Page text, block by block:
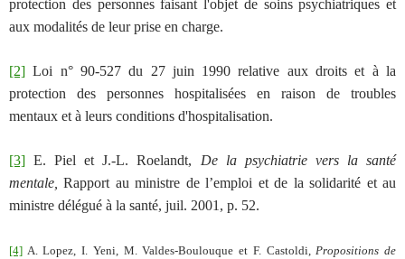
protection des personnes faisant l'objet de soins psychiatriques et
aux modalités de leur prise en charge.
[2] Loi n° 90-527 du 27 juin 1990 relative aux droits et à la
protection des personnes hospitalisées en raison de troubles
mentaux et à leurs conditions d'hospitalisation.
[3] E. Piel et J.-L. Roelandt, De la psychiatrie vers la santé
mentale, Rapport au ministre de l’emploi et de la solidarité et au
ministre délégué à la santé, juil. 2001, p. 52.
[4] A. Lopez, I. Yeni, M. Valdes-Boulouque et F. Castoldi,Propositions de